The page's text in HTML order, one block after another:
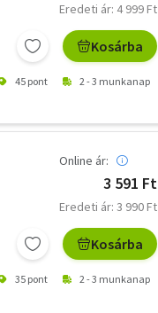
Eredeti ár: 4 999 Ft
Kosárba
45 pont 2 - 3 munkanap
Online ár:
3 591 Ft
Eredeti ár: 3 990 Ft
Kosárba
35 pont 2 - 3 munkanap